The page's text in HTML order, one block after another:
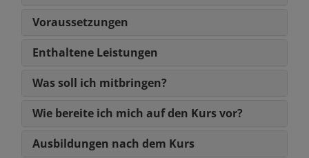
Voraussetzungen
Enthaltene Leistungen
Was soll ich mitbringen?
Wie bereite ich mich auf den Kurs vor?
Ausbildungen nach dem Kurs